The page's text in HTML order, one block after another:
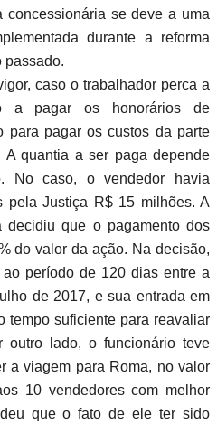
concessionária se deve a uma
durante a reforma
passado.
caso o trabalhador perca a
a pagar os honorários de
para pagar os custos da parte
A quantia a ser paga depende
No caso, o vendedor havia
pela Justiça R$ 15 milhões. A
que o pagamento dos
do valor da ação. Na decisão,
período de 120 dias entre a
de 2017, e sua entrada em
tempo suficiente para reavaliar
outro lado, o funcionário teve
a viagem para Roma, no valor
10 vendedores com melhor
que o fato de ele ter sido